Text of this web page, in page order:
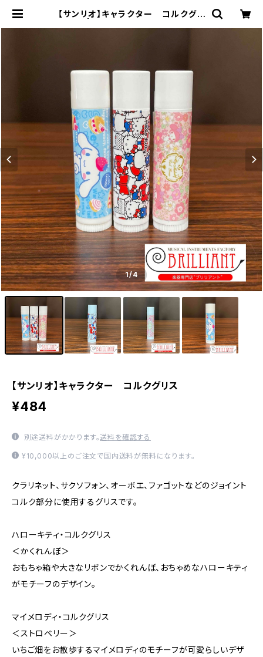
【サンリオ】キャラクター コルクグリ
1/4
【サンリオ】キャラクター コルクグリス
¥484
別途送料がかかります。送料を確認する
¥10,000以上のご注文で国内送料が無料になります。
クラリネット、サクソフォン、オーボエ、ファゴットなどのジョイント
コルク部分に使用するグリスです。
ハローキティ・コルクグリス
＜かくれんぼ＞
おもちゃ箱や大きなリボンでかくれんぼ、おちゃめなハローキティ
がモチーフのデザイン。
マイメロディ・コルクグリス
＜ストロベリー＞
いちご畑をお散歩するマイメロディのモチーフが可愛らしいデザ